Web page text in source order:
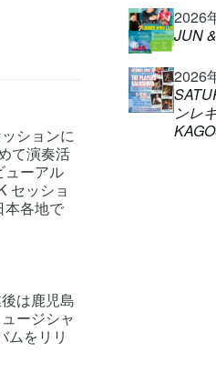
ションに
て演奏活
ューアル
セッショ
本各地で
は鹿児島
ージシャ
ムをリリ
2026
JUN
2026
ンレ